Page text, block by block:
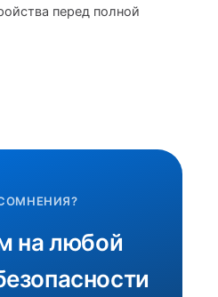
перед полной
на любой